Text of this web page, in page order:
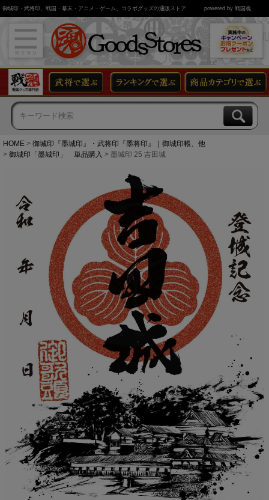
御城印・武将印、戦国・幕末・アニメ・ゲーム、コラボグッズの通販ストア powered by 戦国魂
HOME
御城印『墨城印』・武将印『墨将印』｜御城印帳、他
御城印「墨城印」 単品購入
墨城印 25 吉田城